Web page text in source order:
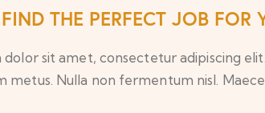
THE PERFECT JOB FOR
dolor sit amet, consectetur adipiscing
metus. Nulla non fermentum nisl.